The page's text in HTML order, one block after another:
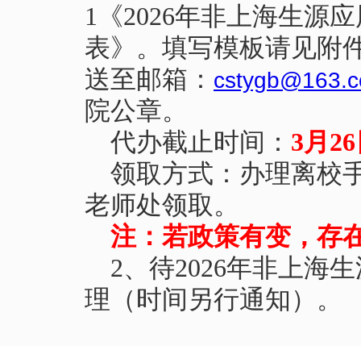
1《2026年非上海生源
表》。填写模板请见附
送至邮箱：
院公章。
代办截止时间： 3月 26
领取方式：办理离校
老师处领取。
注：若政策有变，存
2、待2026年非上海
理（时间另行通知）。